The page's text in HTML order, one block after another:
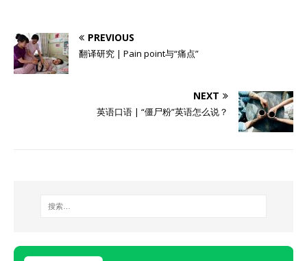
PREVIOUS
翻译研究 | Pain point与“痛点”
NEXT
英语口语 | “僵尸粉”英语怎么说？